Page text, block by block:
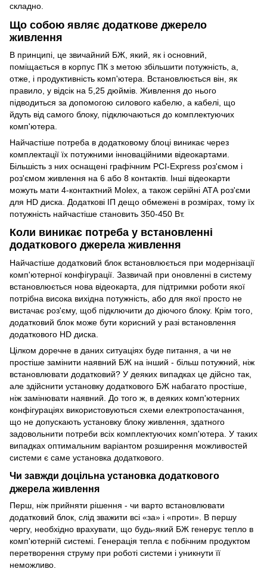
складно.
Що собою являє додаткове джерело
живлення
В принципі, це звичайний БЖ, який, як і основний,
поміщається в корпус ПК з метою збільшити потужність, а,
отже, і продуктивність комп'ютера. Встановлюється він, як
правило, у відсік на 5,25 дюймів. Живлення до нього
підводиться за допомогою силового кабелю, а кабелі, що
йдуть від самого блоку, підключаються до комплектуючих
комп'ютера.
Найчастіше потреба в додатковому блоці виникає через
комплектації їх потужними інноваційними відеокартами.
Більшість з них оснащені графічним PCI-Express роз'ємом і
роз'ємом живлення на 6 або 8 контактів. Інші відеокарти
можуть мати 4-контактний Molex, а також серійні АТА роз'єми
для HD диска. Додаткові ІП дещо обмежені в розмірах, тому їх
потужність найчастіше становить 350-450 Вт.
Коли виникає потреба у встановленні
додаткового джерела живлення
Найчастіше додатковий блок встановлюється при модернізації
комп'ютерної конфігурації. Зазвичай при оновленні в систему
встановлюється нова відеокарта, для підтримки роботи якої
потрібна висока вихідна потужність, або для якої просто не
вистачає роз'єму, щоб підключити до діючого блоку. Крім того,
додатковий блок може бути корисний у разі встановлення
додаткового HD диска.
Цілком доречне в даних ситуаціях буде питання, а чи не
простіше замінити наявний БЖ на інший - більш потужний, ніж
встановлювати додатковий? У деяких випадках це дійсно так,
але здійснити установку додаткового БЖ набагато простіше,
ніж замінювати наявний. До того ж, в деяких комп'ютерних
конфігураціях використовуються схеми електропостачання,
що не допускають установку блоку живлення, здатного
задовольнити потреби всіх комплектуючих комп'ютера. У таких
випадках оптимальним варіантом розширення можливостей
системи є саме установка додаткового.
Чи завжди доцільна установка додаткового
джерела живлення
Перш, ніж прийняти рішення - чи варто встановлювати
додатковий блок, слід зважити всі «за» і «проти». В першу
чергу, необхідно врахувати, що будь-який БЖ генерує тепло в
комп'ютерній системі. Генерація тепла є побічним продуктом
перетворення струму при роботі системи і уникнути її
неможливо.